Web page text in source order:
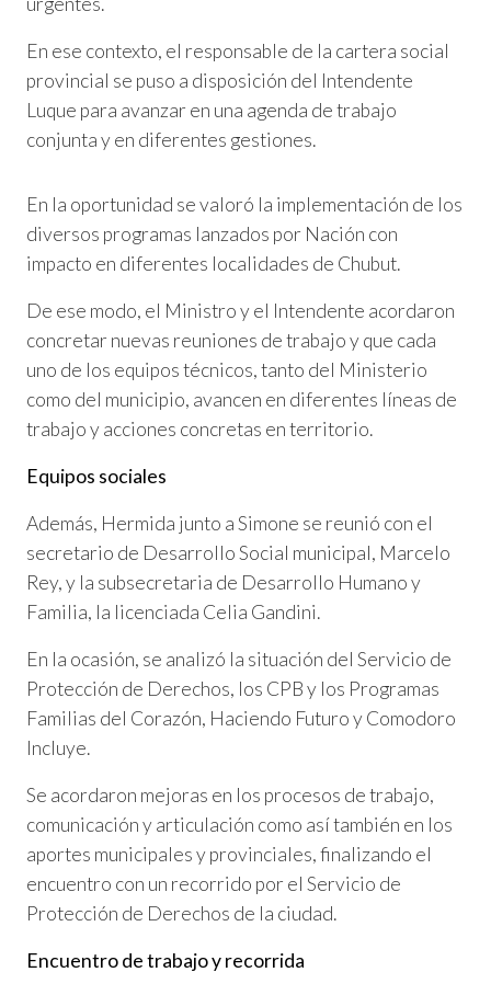
En ese contexto, el responsable de la cartera social
provincial se puso a disposición del Intendente
Luque para avanzar en una agenda de trabajo
conjunta y en diferentes gestiones.
En la oportunidad se valoró la implementación de los
diversos programas lanzados por Nación con
impacto en diferentes localidades de Chubut.
De ese modo, el Ministro y el Intendente acordaron
concretar nuevas reuniones de trabajo y que cada
uno de los equipos técnicos, tanto del Ministerio
como del municipio, avancen en diferentes líneas de
trabajo y acciones concretas en territorio.
Equipos sociales
Además, Hermida junto a Simone se reunió con el
secretario de Desarrollo Social municipal, Marcelo
Rey, y la subsecretaria de Desarrollo Humano y
Familia, la licenciada Celia Gandini.
En la ocasión, se analizó la situación del Servicio de
Protección de Derechos, los CPB y los Programas
Familias del Corazón, Haciendo Futuro y Comodoro
Incluye.
Se acordaron mejoras en los procesos de trabajo,
comunicación y articulación como así también en los
aportes municipales y provinciales, finalizando el
encuentro con un recorrido por el Servicio de
Protección de Derechos de la ciudad.
Encuentro de trabajo y recorrida